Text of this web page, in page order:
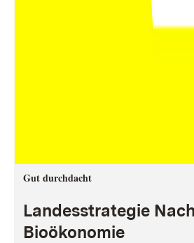
Gut durchdacht
Landesstrategie
Bioökonomie